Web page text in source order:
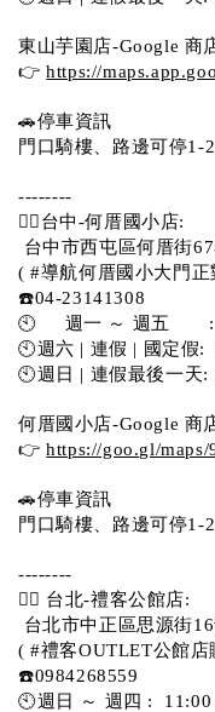
東山芋園店-Google 商
👉 https://
🚗停車資訊
門口騎樓、路邊可停1-
--------
💁‍♀️台中-何厝國小店:
台中市西屯區何厝街
( #導航何厝國小大門
☎️04-23141308
🕙     週一 ～ 週五
🕙週六 | 連假 | 國定假:
🕙週日 | 連假最後一天:
何厝國小店-Google 商
👉 https://goo.gl/
🚗停車資訊
門口騎樓、路邊可停1-
--------
💁‍♀️ 台北-禮客公館店:
台北市中正區思源街
( #禮客OUTLET公館
☎️0984268559
🕙週日 ～ 週四 :